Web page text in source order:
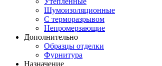
Шумоизоляционные
С терморазрывом
Непромерзающие
Дополнительно
Образцы отделки
Фурнитура
Назначение